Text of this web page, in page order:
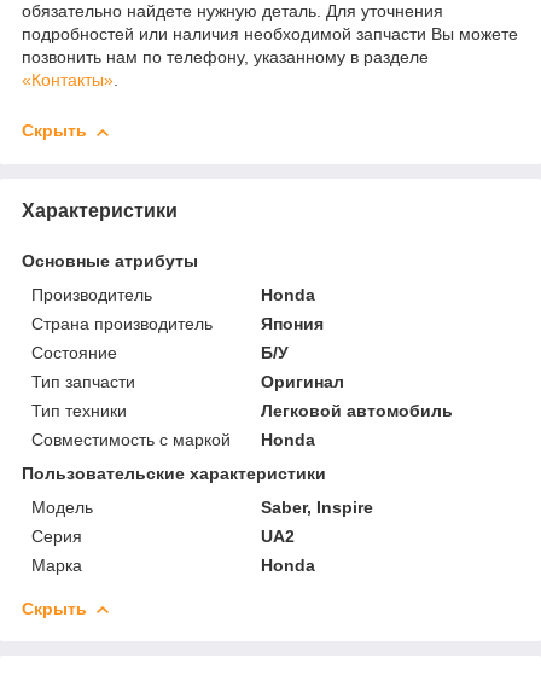
обязательно найдете нужную деталь. Для уточнения
подробностей или наличия необходимой запчасти Вы можете
позвонить нам по телефону, указанному в разделе
«Контакты».
Скрыть
Характеристики
Основные атрибуты
Производитель
Honda
Страна производитель
Япония
Состояние
Б/У
Тип запчасти
Оригинал
Тип техники
Легковой автомобиль
Совместимость с маркой
Honda
Пользовательские характеристики
Модель
Saber, Inspire
Серия
UA2
Марка
Honda
Скрыть